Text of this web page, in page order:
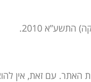
עם זאת, אין